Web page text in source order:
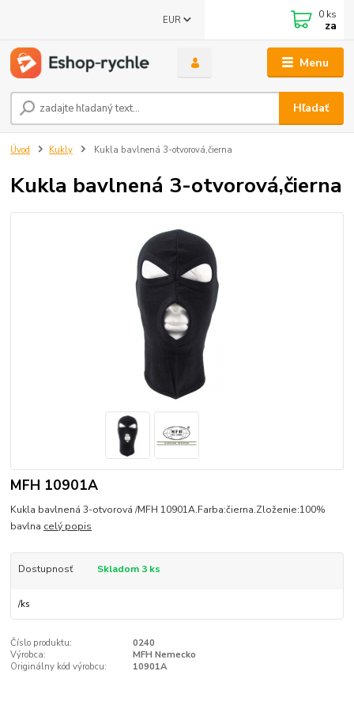
Menu
EUR
Hľadať
0 ks
za
Úvod Kukly Kukla bavlnená 3-otvorová,čierna
Kukla bavlnená 3-otvorová,čierna
MFH 10901A
Kukla bavlnená 3-otvorová /MFH 10901A.Farba:čierna.Zloženie:100%
bavlna celý popis
Dostupnosť Skladom 3 ks
/ks
Číslo produktu:
0240
Výrobca:
MFH Nemecko
Originálny kód výrobcu:
10901A